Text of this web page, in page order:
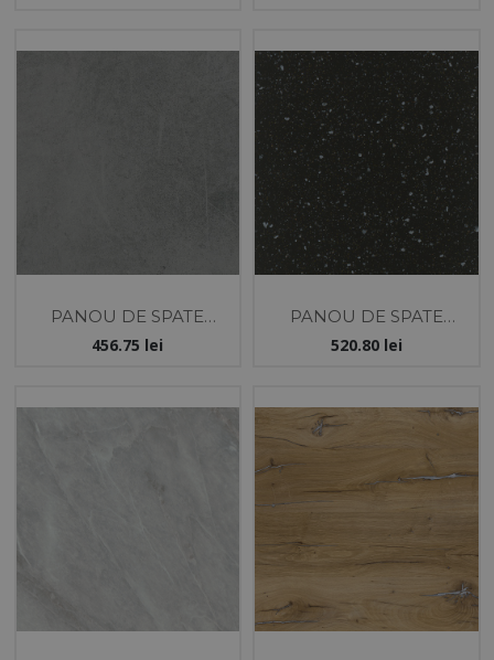
PANOU DE SPATE
KASTAMONU
456.75 lei
PANOU DE SPATE
KASTAMONU
520.80lei